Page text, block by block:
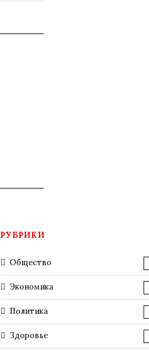
РУБРИКИ
Общество
Экономика
Политика
Здоровье